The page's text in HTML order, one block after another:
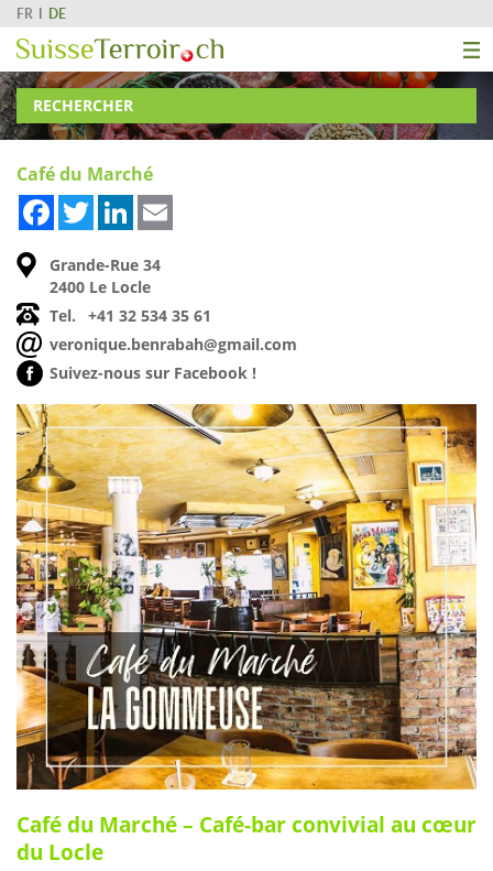
FR DE
RECHERCHER
Café du Marché
FacebookTwitterLinkedIn
Grande-Rue 34
2400 Le Locle
Tel.
+41 32 534 35 61
veronique.benrabah@gmail.com
Suivez-nous sur Facebook !
Café du Marché – Café-bar convivial au cœur
du Locle